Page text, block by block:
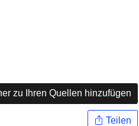
zu Ihren Quellen hinzufügen
Teilen